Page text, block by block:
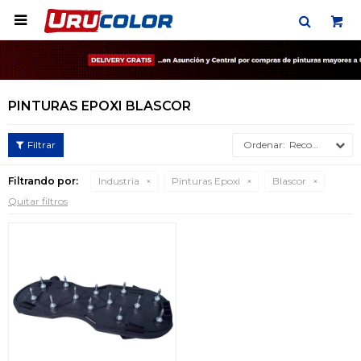

PINTURAS EPOXI BLASCOR
Recomendados
Filtrando por: Industria Pinturas Epoxi
Blascor
Quitar filtros